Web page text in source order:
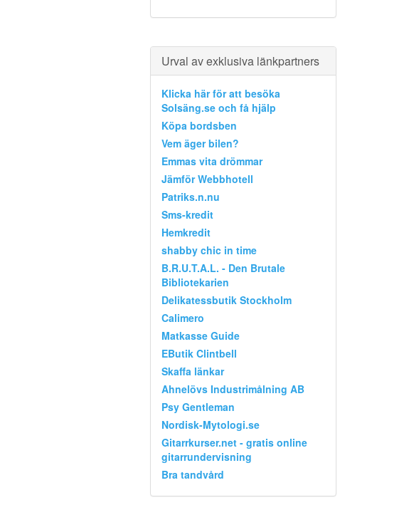
Urval av exklusiva länkpartners
Klicka här för att besöka
Solsäng.se och få hjälp
Köpa bordsben
Vem äger bilen?
Emmas vita drömmar
Jämför Webbhotell
Patriks.n.nu
Sms-kredit
Hemkredit
shabby chic in time
B.R.U.T.A.L. - Den Brutale
Bibliotekarien
Delikatessbutik Stockholm
Calimero
Matkasse Guide
EButik Clintbell
Skaffa länkar
Ahnelövs Industrimålning AB
Psy Gentleman
Nordisk-Mytologi.se
Gitarrkurser.net - gratis online
gitarrundervisning
Bra tandvård